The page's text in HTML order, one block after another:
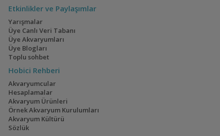
Cryptoheros
Etkinlikler ve Paylaşımlar
Yarışmalar
Üye Canlı Veri Tabanı
Üye Akvaryumları
Üye Blogları
Toplu sohbet
Hobici Rehberi
Akvaryumcular
Hesaplamalar
Akvaryum Ürünleri
Örnek Akvaryum Kurulumları
Akvaryum Kültürü
Sözlük